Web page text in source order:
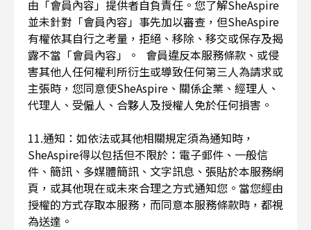
由「會員內容」提供者自負責任。您了解SheAspire
並未針對「會員內容」事先加以審查，但SheAspire
有權依其自行之考量，拒絕、移除、移交或保存及揭
露不當「會員內容」。 會員違反本服務條款、或侵
害其他人任何權利所衍生或導致任何第三人為請求或
主張時，您同意使SheAspire、關係企業、經理人、
代理人、受僱人、合夥人及授權人免於任何損害。
11.通知：如依法或其他相關規定須為通知時，
SheAspire得以包括但不限於：電子郵件、一般信
件、簡訊、多媒體簡訊、文字訊息、張貼於本服務網
頁，或其他現在或未來合理之方式通知您。當您經由
授權的方式存取本服務，而同意本服務條款時，都視
為送達。